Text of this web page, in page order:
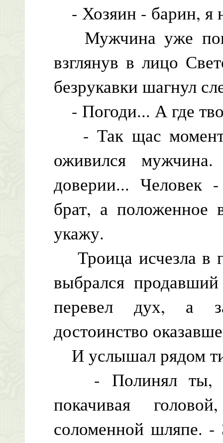
- Хозяин - барин, я
Мужчина уже
взглянув в лицо
безрукавки шагнул
- Погоди... А где
- Так щас
оживился
доверии... Человек
брат, а положенное
укажу.
Троица исчезла в
выбрался
перевел дух, а
достоинство
И услышал рядом
- Полинял ты,
покачивая
соломенной шляпе.